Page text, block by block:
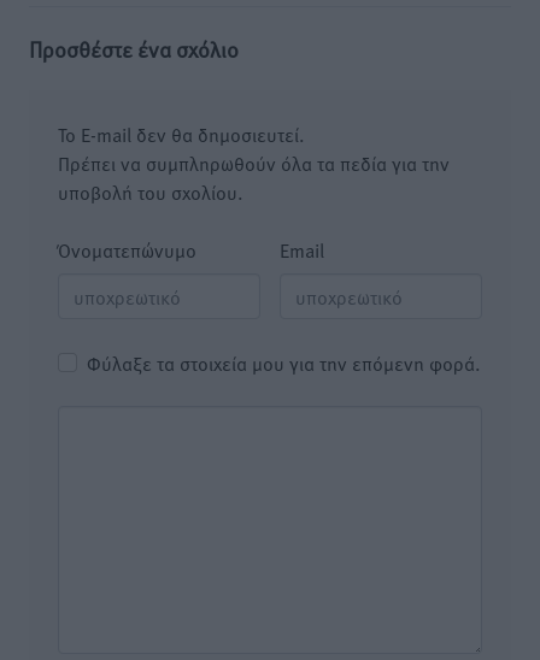
Προσθέστε ένα σχόλιο
Το E-mail δεν θα δημοσιευτεί.
Πρέπει να συμπληρωθούν όλα τα πεδία για την
υποβολή του σχολίου.
Όνοματεπώνυμο Email
Φύλαξε τα στοιχεία μου για την επόμενη φορά.